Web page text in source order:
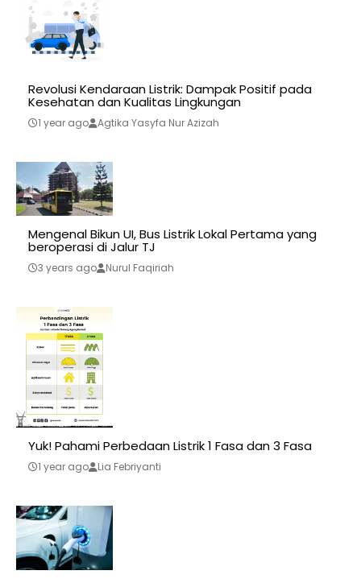
Revolusi Kendaraan Listrik: Dampak Positif pada
Kesehatan dan Kualitas Lingkungan
1 year ago Agtika Yasyfa Nur Azizah
Mengenal Bikun UI, Bus Listrik Lokal Pertama yang
beroperasi di Jalur TJ
3 years ago Nurul Faqiriah
Yuk! Pahami Perbedaan Listrik 1 Fasa dan 3 Fasa
1 year ago Lia Febriyanti